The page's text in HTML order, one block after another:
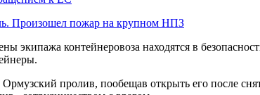
Произошел пожар на крупном НПЗ
экипажа контейнеровоза находятся в
пролив, пообещав открыть его после